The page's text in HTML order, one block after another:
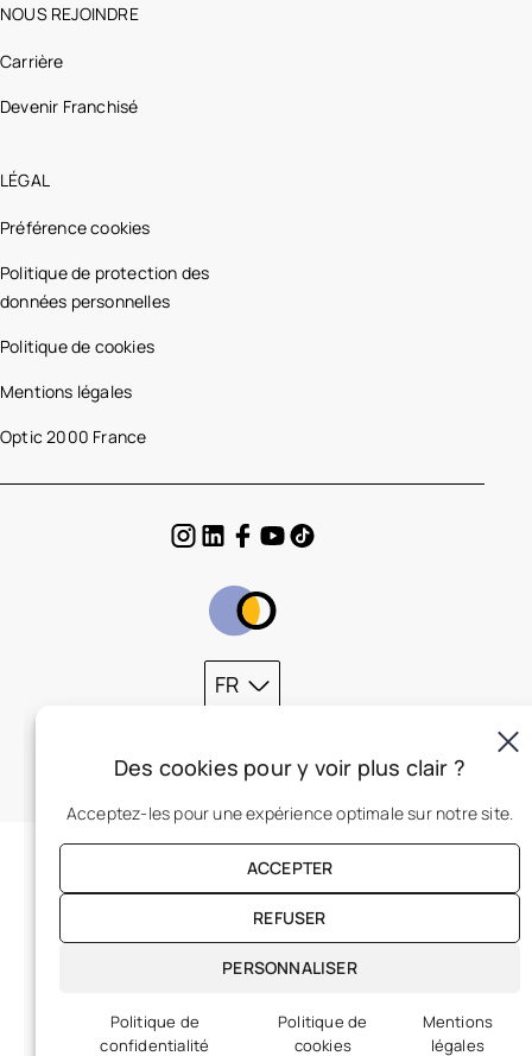
NOUS REJOINDRE
Carrière
Devenir Franchisé
LÉGAL
Préférence cookies
Politique de protection des
données personnelles
Politique de cookies
Mentions légales
Optic 2000 France
FR
Des cookies pour y voir plus clair ?
Acceptez-les pour une expérience optimale sur notre site.
ACCEPTER
REFUSER
PERSONNALISER
Politique de
confidentialité
Politique de
cookies
Mentions
légales